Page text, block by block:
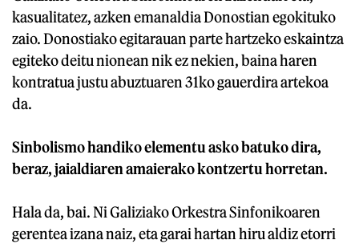
kasualitatez, azken emanaldia Donostian egokituko
zaio. Donostiako egitarauan parte hartzeko eskaintza
egiteko deitu nionean nik ez nekien, baina haren
kontratua justu abuztuaren 31ko gauerdira artekoa
da.
Sinbolismo handiko elementu asko batuko dira,
beraz, jaialdiaren amaierako kontzertu horretan.
Hala da, bai. Ni Galiziako Orkestra Sinfonikoaren
gerentea izana naiz, eta garai hartan hiru aldiz etorri